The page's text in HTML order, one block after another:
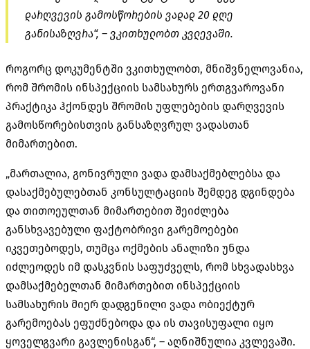
დარღვევის გამოსწორების ვადად 20 დღე
განისაზღვრა“, – ვკითხულობთ კვლევაში.
როგორც დოკუმენტში ვკითხულობთ, მნიშვნელოვანია,
რომ შრომის ინსპექციის სამსახურს ერთგვაროვანი
პრაქტიკა ჰქონდეს შრომის უფლებების დარღვევის
გამოსწორებისთვის განსაზღვრულ ვადასთან
მიმართებით.
„მართალია, გონივრული ვადა დამსაქმებლებსა და
დასაქმებულებთან კონსულტაციის შემდეგ დგინდება
და თითოეულთან მიმართებით შეიძლება
განსხვავებული ფაქტობრივი გარემოებები
იკვეთებოდეს, თუმცა ოქმების ანალიზი უნდა
იძლეოდეს იმ დასკვნის საფუძველს, რომ სხვადასხვა
დამსაქმებელთან მიმართებით ინსპექციის
სამსახურის მიერ დადგენილი ვადა ობიექტურ
გარემოებას ეფუძნებოდა და ის თავისუფალი იყო
ყოველგვარი გავლენისგან“, – აღნიშნულია კვლევაში.